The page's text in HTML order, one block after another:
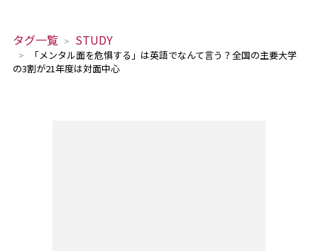
タグ一覧 STUDY
「メンタル面を危惧する」は英語でなんて言う？全国の主要大学
の3割が21年度は対面中心